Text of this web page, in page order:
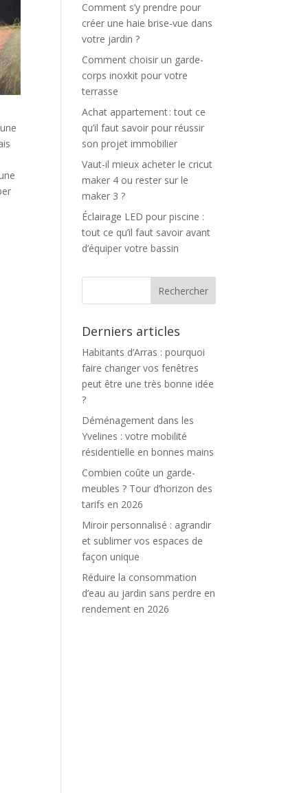
Comment s’y prendre pour
créer une haie brise-vue dans
votre jardin ?
Comment choisir un garde-
corps inoxkit pour votre
terrasse
Achat appartement : tout ce
qu’il faut savoir pour réussir
son projet immobilier
Vaut-il mieux acheter le cricut
maker 4 ou rester sur le
maker 3 ?
Éclairage LED pour piscine :
tout ce qu’il faut savoir avant
d’équiper votre bassin
Derniers articles
Habitants d’Arras : pourquoi
faire changer vos fenêtres
peut être une très bonne idée
?
Déménagement dans les
Yvelines : votre mobilité
résidentielle en bonnes mains
Combien coûte un garde-
meubles ? Tour d’horizon des
tarifs en 2026
Miroir personnalisé : agrandir
et sublimer vos espaces de
façon unique
Réduire la consommation
d’eau au jardin sans perdre en
rendement en 2026